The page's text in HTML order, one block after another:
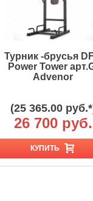
Турник -брусья
Power Tower
Advenor
(25 365.00
26 700 руб.
КУПИТЬ